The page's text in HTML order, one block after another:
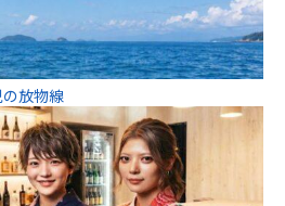
放物線